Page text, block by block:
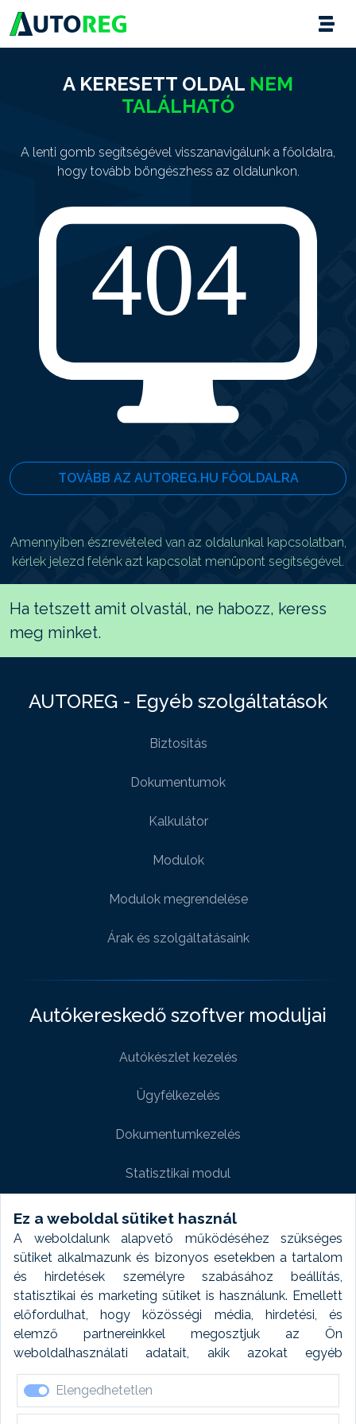
Ez a weboldal sütiket használ
A weboldalunk alapvető működéséhez szükséges
sütiket alkalmazunk és bizonyos esetekben a tartalom
és hirdetések személyre szabásához beállítás,
statisztikai és marketing sütiket is használunk. Emellett
előfordulhat, hogy közösségi média, hirdetési, és
elemző partnereinkkel megosztjuk az Ön
weboldalhasználati adatait, akik azokat egyéb
forrásokból gyűjtött adatokkal kombinálhatják. A sütik
elfogadásával kapcsolatosan naplózást végzünk és
ezen adatokat 6 hónap után automatikusan töröljük. A
Elengedhetetlen
A KERESETT OLDAL NEM
TALÁLHATÓ
A lenti gomb segítségével visszanavigálunk a főoldalra,
hogy tovább böngészhess az oldalunkon.
TOVÁBB AZ AUTOREG.HU FŐOLDALRA
Amennyiben észrevételed van az oldalunkal kapcsolatban,
kérlek jelezd felénk azt kapcsolat menüpont segítségével.
Ha tetszett amit olvastál, ne habozz, keress
meg minket.
AUTOREG - Egyéb szolgáltatások
Biztositás
Dokumentumok
Kalkulátor
Modulok
Modulok megrendelése
Árak és szolgáltatásaink
Autókereskedő szoftver moduljai
Autókészlet kezelés
Ügyfélkezelés
Dokumentumkezelés
Statisztikai modul
Weboldal modul
Fényképtár extra modul
Autómosó modul
Feladatütemezés